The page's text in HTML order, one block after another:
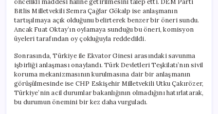
Bitlis Milletvekili Semra Çağlar Gökalp ise anlaşmanın
tartışılmaya açık olduğunu belirterek benzer bir öneri sundu.
Ancak Fuat Oktay’ın oylamaya sunduğu bu öneri, komisyon
üyeleri tarafından oy çokluğuyla reddedildi.
Sonrasında, Türkiye ile Ekvator Ginesi arasındaki savunma
işbirliği anlaşması onaylandı. Türk Devletleri Teşkilatı’nın sivil
koruma mekanizmasının kurulmasına dair bir anlaşmanın
görüşülmesinde ise CHP Eskişehir Milletvekili Utku Çakırözer,
Türkiye’nin acil durumlar bakanlığının olmadığını hatırlatarak,
bu durumun önemini bir kez daha vurguladı.